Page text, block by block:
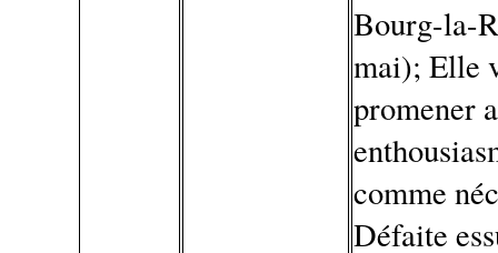
Bourg-la-
mai); Elle
promener
comme
Défaite